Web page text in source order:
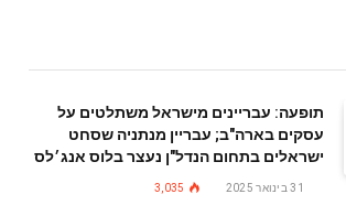
תופעה: עבריינים מישראל משתלטים על
עסקים בארה"ב; עבריין מנתניה שסחט
ישראלים בתחום הנדל"ן נעצר בלוס אנג׳לס
31 בינואר 2025 3,035